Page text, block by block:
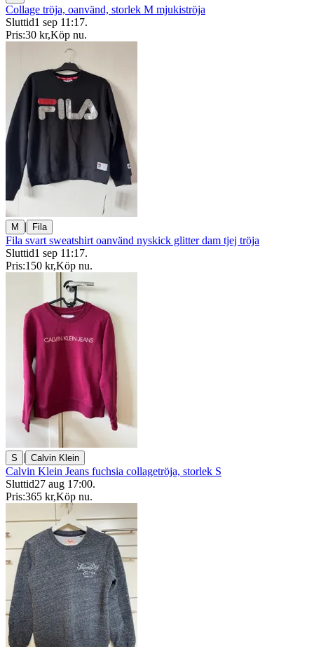
Collage tröja, oanvänd, storlek M mjukiströja
Sluttid1 sep 11:17.
Pris:30 kr,Köp nu.
M | Fila
Fila svart sweatshirt oanvänd nyskick glitter dam tjej tröja
Sluttid1 sep 11:17.
Pris:150 kr,Köp nu.
S | Calvin Klein
Calvin Klein Jeans fuchsia collagetröja, storlek S
Sluttid27 aug 17:00.
Pris:365 kr,Köp nu.